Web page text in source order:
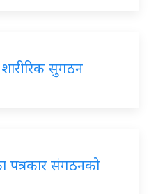
शारीरिक सुगठन
पत्रकार संगठनको